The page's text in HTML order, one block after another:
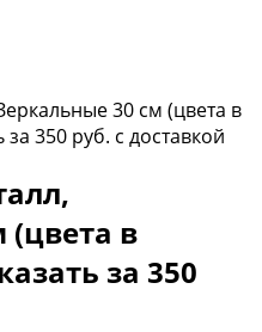
30 см (цвета в
350 руб. с доставкой
(цвета в
за 350